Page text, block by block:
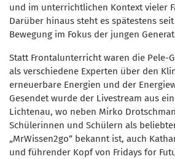
und im unterrichtlichen Kontext vieler
Darüber hinaus steht es spätestens
Bewegung im Fokus der jungen
Statt Frontalunterricht waren die Pele-
als verschiedene Experten über den
erneuerbare Energien und der
Gesendet wurde der Livestream aus
Lichtenau, wo neben Mirko
Schülerinnen und Schülern als
„MrWissen2go“ bekannt ist, auch
und führender Kopf von Fridays for